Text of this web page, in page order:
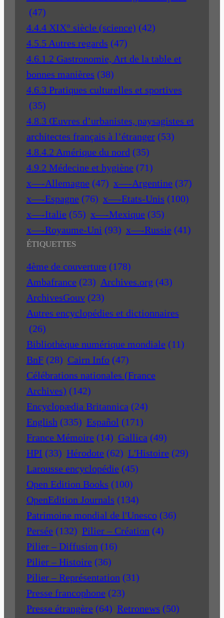
(47)
4.4.4 XIX° siècle (science) (42)
4.5.5 Autres regards (47)
4.6.1.2 Gastronomie, Art de la table et
bonnes manières (38)
4.6.3 Pratiques culturelles et sportives
(35)
4.8.3 Œuvres d’urbanistes, paysagistes et
architectes français à l’étranger (53)
4.8.4.2 Amérique du nord (35)
4.9.2 Médecine et hygiène (71)
x—-Allemagne (47) x—-Argentine (37)
x—-Espagne (76) x—-Etats-Unis (100)
x—-Italie (55) x—-Mexique (35)
x—-Royaume-Uni (93) x—-Russie (41)
ÉTIQUETTES
4ème de couverture (178)
Ambafrance (23) Archives.org (43)
ArchivesGouv (23)
Autres encyclopédies et dictionnaires
(26)
Bibliothèque numérique mondiale (11)
BnF (28) Cairn Info (47)
Célébrations nationales (France
Archives) (142)
Encyclopædia Britannica (24)
English (335) Español (171)
France Mémoire (14) Gallica (49)
HPI (33) Hérodote (62) L'Histoire (29)
Larousse encyclopédie (45)
Open Edition Books (100)
OpenEdition Journals (134)
Patrimoine mondial de l'Unesco (36)
Persée (132) Pilier – Création (4)
Pilier – Diffusion (16)
Pilier – Histoire (36)
Pilier – Représentation (31)
Presse francophone (23)
Presse étrangère (64) Retronews (50)